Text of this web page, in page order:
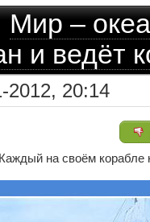
Мир –
и ведёт
2012, 20:14
на своём корабле